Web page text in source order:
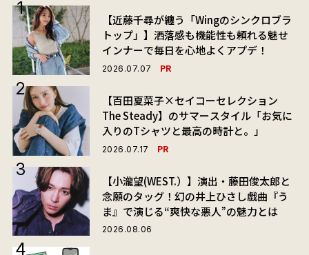
【近藤千尋が纏う「Wingのシンクロブラ
トップ」】洒落感も機能性も頼れる魅せ
インナーで毎日を心地よくアプデ！
2026.07.07 PR
【百田夏菜子×セイコーセレクション
The Steady】のサマースタイル「お気に
入りのTシャツと最高の時計と。」
2026.07.17 PR
【小瀧望(WEST.）】演出・藤田俊太郎と
念願のタッグ！幻の井上ひさし戯曲『う
ま』で演じる“爽快な悪人”の魅力とは
2026.08.06